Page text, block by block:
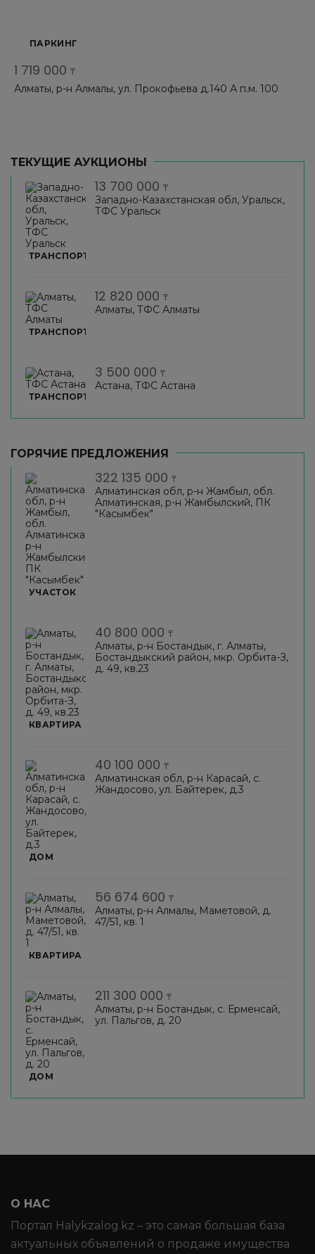
ПАРКИНГ
1 719 000 ₸
Алматы, р-н Алмалы, ул. Прокофьева д.140 А п.м. 100
ТЕКУЩИЕ АУКЦИОНЫ
ТРАНСПОРТ
13 700 000 ₸
Западно-Казахстанская обл, Уральск,
ТФС Уральск
ТРАНСПОРТ
12 820 000 ₸
Алматы, ТФС Алматы
ТРАНСПОРТ
3 500 000 ₸
Астана, ТФС Астана
ГОРЯЧИЕ ПРЕДЛОЖЕНИЯ
УЧАСТОК
322 135 000 ₸
Алматинская обл, р-н Жамбыл, обл.
Алматинская, р-н Жамбылский, ПК
"Касымбек"
КВАРТИРА
40 800 000 ₸
Алматы, р-н Бостандык, г. Алматы,
Бостандыкский район, мкр. Орбита-З,
д. 49, кв.23
ДОМ
40 100 000 ₸
Алматинская обл, р-н Карасай, с.
Жандосово, ул. Байтерек, д.3
КВАРТИРА
56 674 600 ₸
Алматы, р-н Алмалы, Маметовой, д.
47/51, кв. 1
ДОМ
211 300 000 ₸
Алматы, р-н Бостандык, с. Ерменсай,
ул. Пальгов, д. 20
О НАС
Портал Halykzalog.kz – это самая большая база
актуальных объявлений о продаже имущества